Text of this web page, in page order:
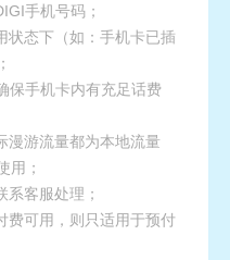
手机号码；
状态下（如：手机卡已插
保手机卡内有充足话费
漫游流量都为本地流量
用；
客服处理；
费可用，则只适用于预付